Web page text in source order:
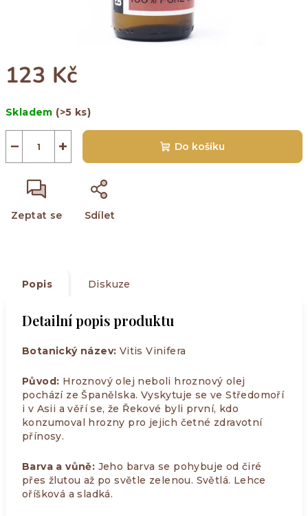
123 Kč
cena:
Skladem (>5 ks)
+
− Do košíku
Zeptat se Sdílet
Popis Diskuze
Detailní popis produktu
Botanický název: Vitis Vinifera
Původ: Hroznový olej neboli hroznový olej
pochází ze Španělska. Vyskytuje se ve Středomoří
i v Asii a věří se, že Řekové byli první, kdo
konzumoval hrozny pro jejich četné zdravotní
přínosy.
Barva a vůně: Jeho barva se pohybuje od čiré
přes žlutou až po světle zelenou. Světlá. Lehce
oříšková a sladká.